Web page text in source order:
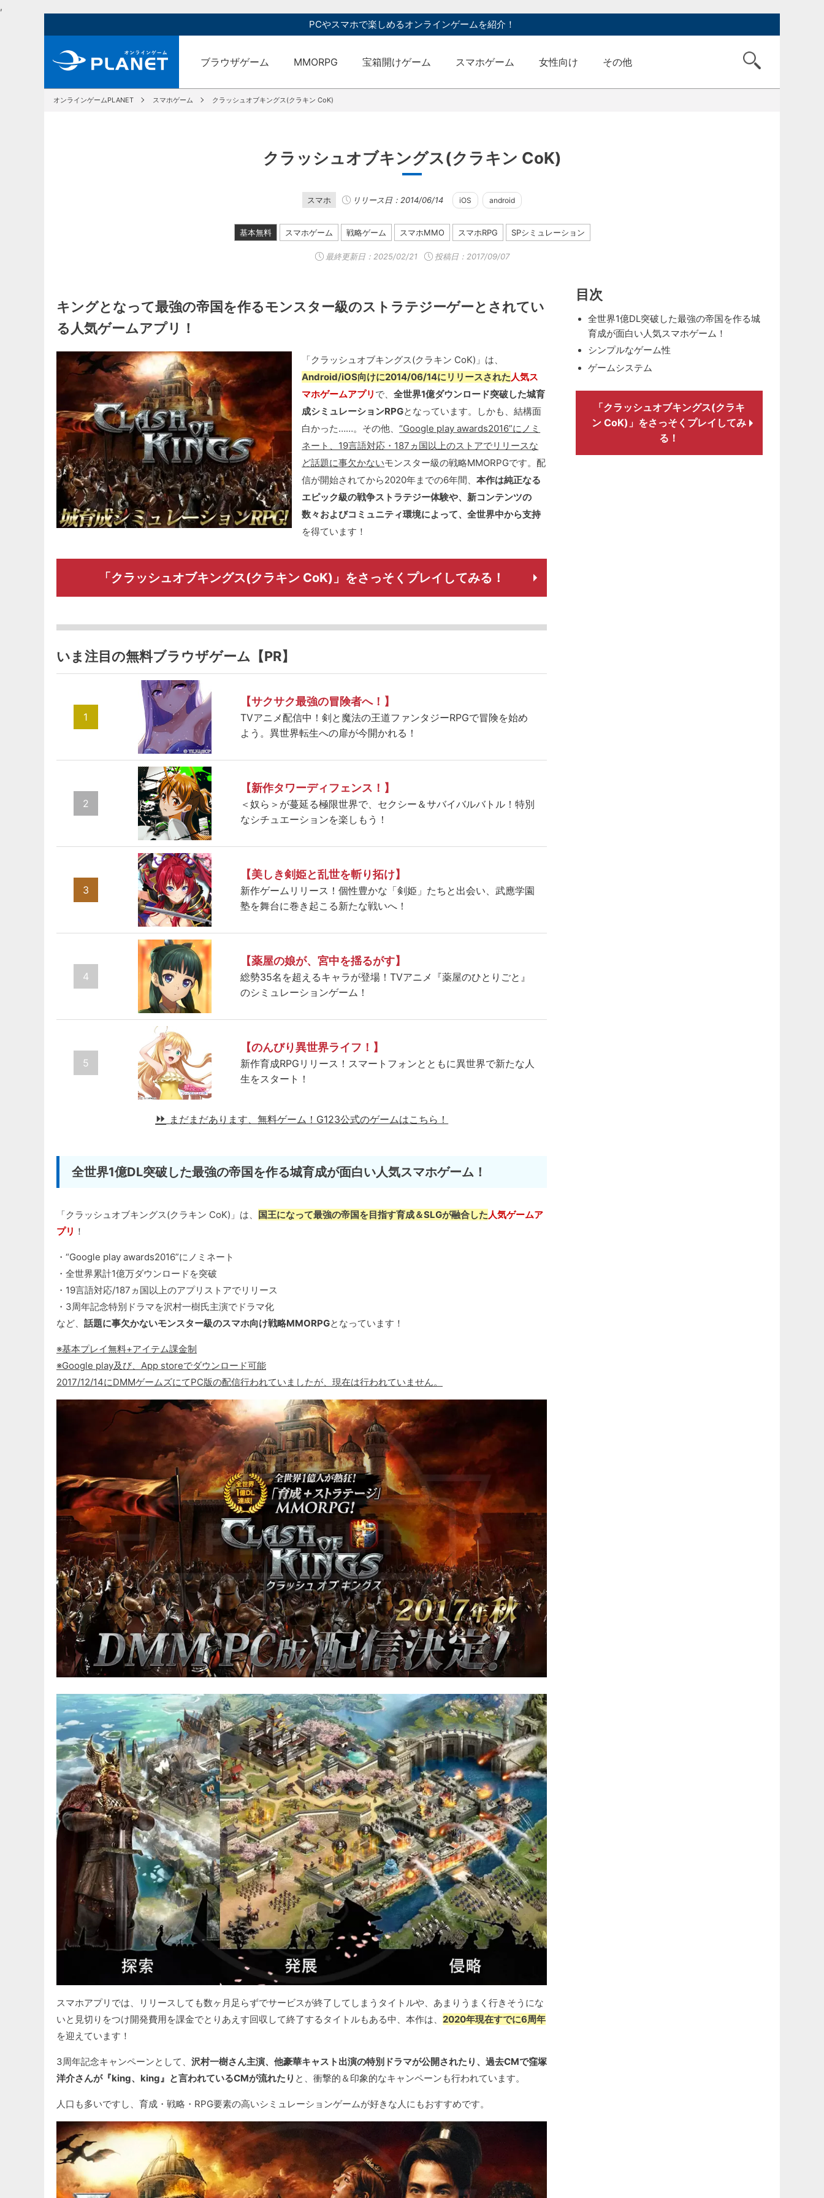
,
PCやスマホで楽しめるオンラインゲームを紹介！
ブラウザゲーム MMORPG 宝箱開けゲーム スマホゲーム 女性向け その他
オンラインゲームPLANET スマホゲーム クラッシュオブキングス(クラキン CoK)
クラッシュオブキングス(クラキン CoK)
スマホ リリース日：2014/06/14 iOS android
基本無料 スマホゲーム 戦略ゲーム スマホMMO スマホRPG SPシミュレーション
最終更新日： 2025/02/21 投稿日：2017/09/07
キングとなって最強の帝国を作るモンスター級のストラテジーゲーとされてい
る人気ゲームアプリ！
「クラッシュオブキングス(クラキン CoK)」は、
Android/iOS向けに2014/06/14にリリースされた人気ス
マホゲームアプリ で、全世界1億ダウンロード突破した城育
成シミュレーションRPGとなっています。しかも、結構面
白かった……。その他、“Google play awards2016”にノミ
ネート、19言語対応・187ヵ国以上のストアでリリースな
ど話題に事欠かないモンスター級の戦略MMORPGです。配
信が開始されてから2020年までの6年間、本作は純正なる
エピック級の戦争ストラテジー体験や、新コンテンツの
数々およびコミュニティ環境によって、全世界中から支持
を得ています！
「クラッシュオブキングス(クラキン CoK)」をさっそくプレイしてみる！
いま注目の無料ブラウザゲーム【PR】
1
【サクサク最強の冒険者へ！】
TVアニメ配信中！剣と魔法の王道ファンタジーRPGで冒険を始め
よう。異世界転生への扉が今開かれる！
2
【新作タワーディフェンス！】
＜奴ら＞が蔓延る極限世界で、セクシー＆サバイバルバトル！特別
なシチュエーションを楽しもう！
3
【美しき剣姫と乱世を斬り拓け】
新作ゲームリリース！個性豊かな「剣姫」たちと出会い、武應学園
塾を舞台に巻き起こる新たな戦いへ！
4
【薬屋の娘が、宮中を揺るがす】
総勢35名を超えるキャラが登場！TVアニメ『薬屋のひとりごと』
のシミュレーションゲーム！
5
【のんびり異世界ライフ！】
新作育成RPGリリース！スマートフォンとともに異世界で新たな人
生をスタート！
まだまだあります、無料ゲーム！ G123公式のゲームはこちら！
全世界1億DL突破した最強の帝国を作る城育成が面白い人気スマホゲーム！
「クラッシュオブキングス(クラキン CoK)」は、 国王になって最強の帝国を目指す育成＆SLGが融合した人気ゲームア
プリ ！
・“Google play awards2016”にノミネート
・全世界累計1億万ダウンロードを突破
・19言語対応/187ヵ国以上のアプリストアでリリース
・3周年記念特別ドラマを沢村一樹氏主演でドラマ化
など、 話題に事欠かないモンスター級のスマホ向け戦略MMORPGとなっています！
※基本プレイ無料+アイテム課金制
※Google play及び、App storeでダウンロード可能
2017/12/14にDMMゲームズにてPC版の配信行われていましたが、現在は行われていません。
スマホアプリでは、リリースしても数ヶ月足らずでサービスが終了してしまうタイトルや、あまりうまく行きそうにな
いと見切りをつけ開発費用を課金でとりあえす回収して終了するタイトルもある中、本作は、 2020年現在すでに6周年
を迎えています！
3周年記念キャンペーンとして、 沢村一樹さん主演、他豪華キャスト出演の特別ドラマが公開されたり、過去CMで窪塚
洋介さんが『king、king』と言われているCMが流れたり と、衝撃的＆印象的なキャンペーンも行われています。
人口も多いですし、育成・戦略・RPG要素の高いシミュレーションゲームが好きな人にもおすすめです。
目次
全世界1億DL突破した最強の帝国を作る城
育成が面白い人気スマホゲーム！
シンプルなゲーム性
ゲームシステム
「クラッシュオブキングス(クラキ
ン CoK)」をさっそくプレイしてみ
る！